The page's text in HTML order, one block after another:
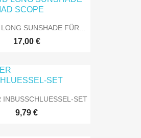
SUNSHADE FÜR...
17,00 €
INBUSSCHLUESSEL-SET
9,79 €